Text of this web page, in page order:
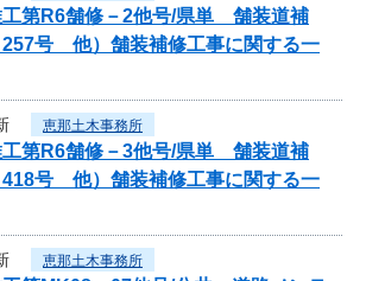
工第R6舗修－2他号/県単 舗装道補
号 他）舗装補修工事に関する一
恵那土木事務所
工第R6舗修－3他号/県単 舗装道補
号 他）舗装補修工事に関する一
恵那土木事務所